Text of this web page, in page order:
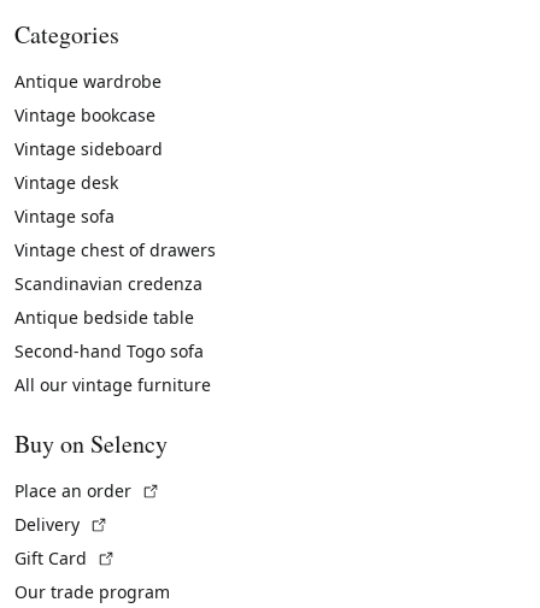
Categories
Antique wardrobe
Vintage bookcase
Vintage sideboard
Vintage desk
Vintage sofa
Vintage chest of drawers
Scandinavian credenza
Antique bedside table
Second-hand Togo sofa
All our vintage furniture
Buy on Selency
Place an order
Delivery
Gift Card
Our trade program